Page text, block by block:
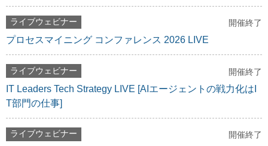
ライブウェビナー 開催終了
プロセスマイニング コンファレンス 2026 LIVE
ライブウェビナー 開催終了
IT Leaders Tech Strategy LIVE [AIエージェントの戦力化はI
T部門の仕事]
ライブウェビナー 開催終了